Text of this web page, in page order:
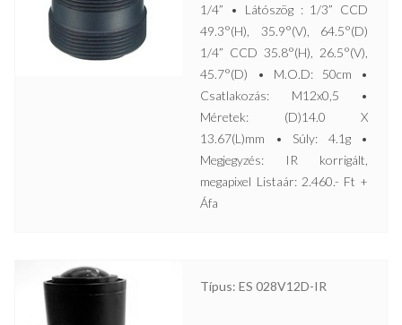
1/4” • Látószög : 1/3” CCD
49.3°(H), 35.9°(V), 64.5°(D)
1/4” CCD 35.8°(H), 26.5°(V),
45.7°(D) • M.O.D: 50cm •
Csatlakozás: M12x0,5 •
Méretek: (D)14.0 X
13.67(L)mm • Súly: 4.1g •
Megjegyzés: IR korrigált,
megapixel Listaár: 2.460.- Ft +
Áfa
Típus: ES 028V12D-IR